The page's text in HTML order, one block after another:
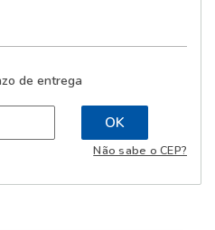
de entrega
Não sabe o CEP?